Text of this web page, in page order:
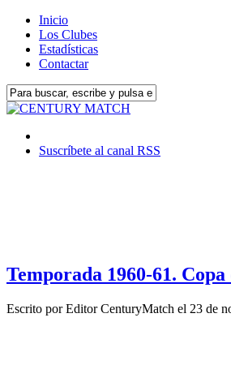
Inicio
Los Clubes
Estadísticas
Contactar
Suscríbete al canal RSS
Temporada 1960-61.
Escrito porEditor CenturyMatch el 23 de